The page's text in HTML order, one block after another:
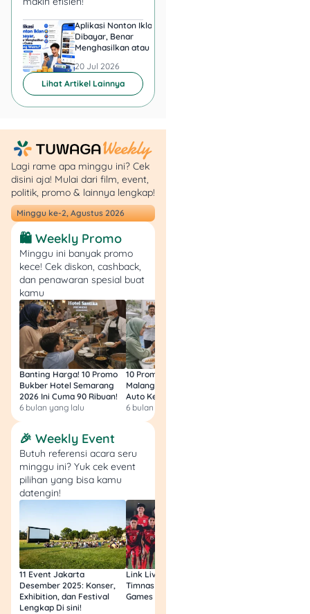
Di titik ini, penting punya
rekening cadangan dan
akses digital banking aktif.
Dengan begitu, saldo aman
meski kartu fisik hilang, dan
kamu tetap bisa
hambatan.
2. Segera Blokir Kartu
ATM
Begitu saldo sudah
diamankan, langkah
berikutnya adalah
memblokir kartu ATM agar
tidak disalahgunakan.
Hampir semua bank kini
menyediakan beberapa
opsi praktis yang bisa
kamu pilih:
Hubungi Call Center
Bank
Cukup sebutkan
dan data pribadi
untuk verifikasi, lalu
minta petugas
segera melakukan
pemblokiran.
Banking
Kalau punyam-
banking, biasanya
ada menu khusus
untuk blokir kartu.
Prosesnya lebih
Aplikasi Nonton Iklan
Dibayar, Benar
Menghasilkan atau Cuma
20 Jul 2026
Lihat Artikel Lainnya
Lagi rame apa minggu ini? Cek
disini aja! Mulai dari film, event,
politik, promo & lainnya lengkap!
Minggu ke-2, Agustus 2026
🛍️ Weekly Promo
Minggu ini banyak promo
kece! Cek diskon, cashback,
dan penawaran spesial buat
kamu
Banting Harga! 10 Promo
Bukber Hotel Semarang
2026 Ini Cuma 90 Ribuan!
6 bulan yang lalu
10 Promo Bukber Hotel
Malang 2026: Start 75rb,
Auto Kenyang!
6 bulan yang lalu
🎉 Weekly Event
Butuh referensi acara seru
minggu ini? Yuk cek event
pilihan yang bisa kamu
datengin!
11 Event Jakarta
Desember 2025: Konser,
Exhibition, dan Festival
Lengkap Di sini!
Link Live Streaming
Timnas vs Filipina SEA
Games Malam Ini, Gratis!